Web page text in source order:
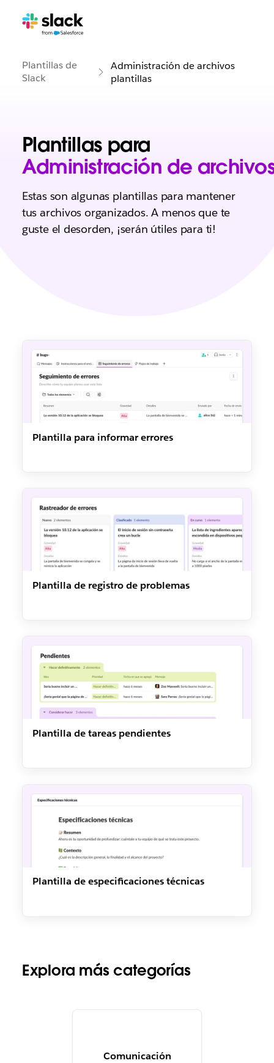
Plantillas de
Slack
Administración de archivos
plantillas
Plantillas para
Administración de
Estas son algunas plantillas para mantener
tus archivos organizados. A menos que te
guste el desorden, ¡serán útiles para ti!
Plantilla para informar errores
Plantilla de registro de problemas
Plantilla de tareas pendientes
Plantilla de especificaciones técnicas
Explora más categorías
Comunicación